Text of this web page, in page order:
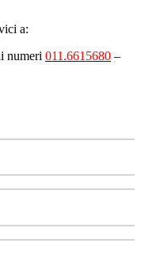
a:
numeri 011.6615680 –